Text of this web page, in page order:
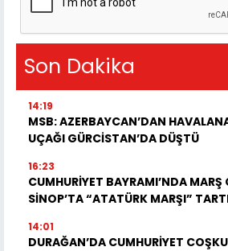
Son Dakika
14:19
MSB: AZERBAYCAN’DAN
UÇAĞI GÜRCİSTAN’DA DÜŞTÜ
16:23
CUMHURİYET BAYRAMI’NDA MARŞ
SİNOP’TA “ATATÜRK MARŞI”
14:01
DURAĞAN’DA CUMHURİYET